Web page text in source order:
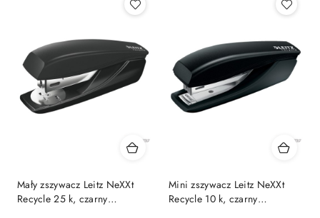
Mały zszywacz Leitz NeXXt
Recycle 25 k, czarny
Mini zszywacz Leitz NeXXt
Recycle 10 k, czarny